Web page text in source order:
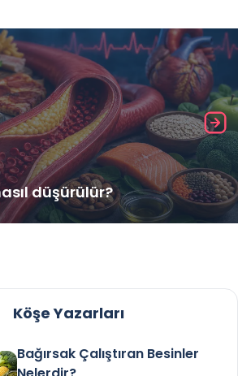
düşürülür?
Köşe Yazarları
Bağırsak Çalıştıran Besinler